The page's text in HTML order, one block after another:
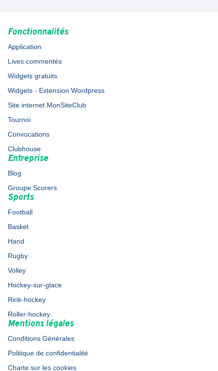
Fonctionnalités
Application
Lives commentés
Widgets gratuits
Widgets - Extension Wordpress
Site internet MonSiteClub
Tournoi
Convocations
Clubhouse
Entreprise
Blog
Groupe Scorers
Sports
Football
Basket
Hand
Rugby
Volley
Hockey-sur-glace
Rink-hockey
Roller-hockey
Mentions légales
Conditions Générales
Politique de confidentialité
Charte sur les cookies